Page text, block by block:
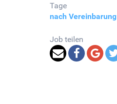
Tage
nach Vereinbarung
Job teilen